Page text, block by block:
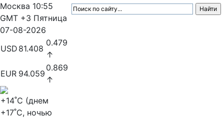
Москва 10:55
GMT +3 Пятница
07-08-2026
USD 81.408
0.479
↑
EUR 94.059
0.869
↑
+14˚C (днем
+17˚C, ночью